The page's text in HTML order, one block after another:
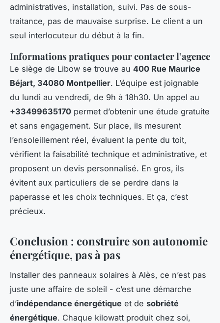
administratives, installation, suivi. Pas de sous-
traitance, pas de mauvaise surprise. Le client a un
seul interlocuteur du début à la fin.
Informations pratiques pour contacter l’agence
Le siège de Libow se trouve au 400 Rue Maurice
Béjart, 34080 Montpellier. L’équipe est joignable
du lundi au vendredi, de 9h à 18h30. Un appel au
+33499635170 permet d’obtenir une étude gratuite
et sans engagement. Sur place, ils mesurent
l’ensoleillement réel, évaluent la pente du toit,
vérifient la faisabilité technique et administrative, et
proposent un devis personnalisé. En gros, ils
évitent aux particuliers de se perdre dans la
paperasse et les choix techniques. Et ça, c’est
précieux.
Conclusion : construire son autonomie
énergétique, pas à pas
Installer des panneaux solaires à Alès, ce n’est pas
juste une affaire de soleil - c’est une démarche
d’indépendance énergétique et de sobriété
énergétique. Chaque kilowatt produit chez soi,